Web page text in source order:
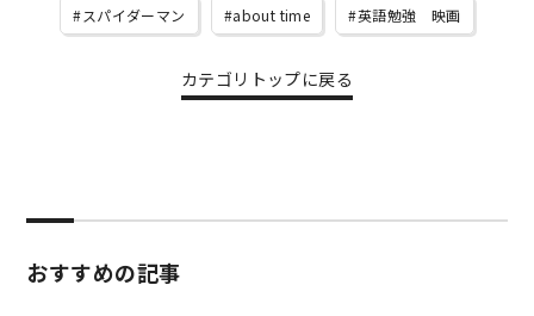
スパイダーマン about time 英語勉強 映画
カテゴリトップに戻る
おすすめの記事